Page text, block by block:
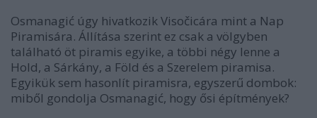
Osmanagić úgy hivatkozik Visočicára mint a Nap
Piramisára. Állítása szerint ez csak a völgyben
található öt piramis egyike, a többi négy lenne a
Hold, a Sárkány, a Föld és a Szerelem piramisa.
Egyikük sem hasonlít piramisra, egyszerű dombok:
miből gondolja Osmanagić, hogy ősi építmények?